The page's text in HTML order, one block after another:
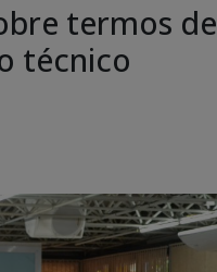
termos de
técnico